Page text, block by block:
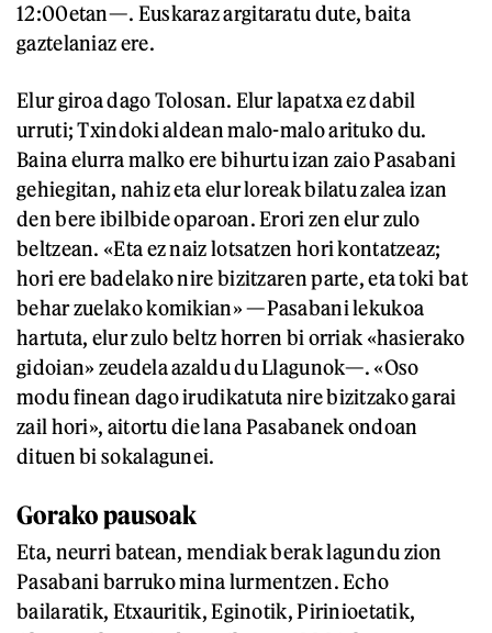
12:00etan—. Euskaraz argitaratu dute, baita
gaztelaniaz ere.
Elur giroa dago Tolosan. Elur lapatxa ez dabil
urruti; Txindoki aldean malo-malo arituko du.
Baina elurra malko ere bihurtu izan zaio Pasabani
gehiegitan, nahiz eta elur loreak bilatu zalea izan
den bere ibilbide oparoan. Erori zen elur zulo
beltzean. «Eta ez naiz lotsatzen hori kontatzeaz;
hori ere badelako nire bizitzaren parte, eta toki bat
behar zuelako komikian» —Pasabani lekukoa
hartuta, elur zulo beltz horren bi orriak «hasierako
gidoian» zeudela azaldu du Llagunok—. «Oso
modu finean dago irudikatuta nire bizitzako garai
zail hori», aitortu die lana Pasabanek ondoan
dituen bi sokalagunei.
Gorako pausoak
Eta, neurri batean, mendiak berak lagundu zion
Pasabani barruko mina lurmentzen. Echo
bailaratik, Etxauritik, Eginotik, Pirinioetatik,